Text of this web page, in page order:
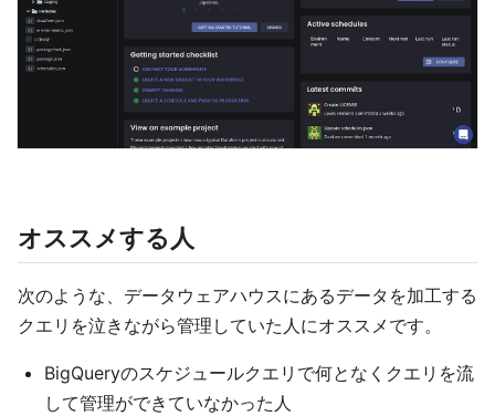
オススメする人
次のような、データウェアハウスにあるデータを加工する
クエリを泣きながら管理していた人にオススメです。
BigQueryのスケジュールクエリで何となくクエリを流
して管理ができていなかった人